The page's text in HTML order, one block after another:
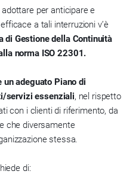
per anticipare e
a tali interruzioni v’è
di Gestione della Continuità
norma ISO 22301.
un adeguato Piano di
servizi essenziali, nel rispetto
con i clienti di riferimento, da
che diversamente
stessa.
di: